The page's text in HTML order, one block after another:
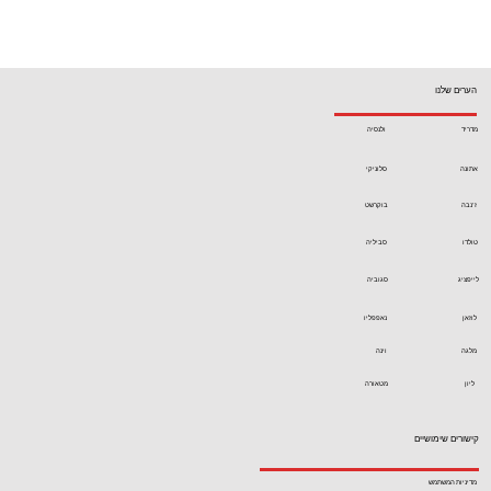
קישורים שימושיים
מדיניות המשתמש
הערים שלנו
סביליה
ולנסיה מדריד
סלוניקי אתונה
טולדו
בוקרשט
נאפפליו
ז'נבה
לוזאן
סגוביה
מלגה
לייפציג
מטאורה
וינה
ליון